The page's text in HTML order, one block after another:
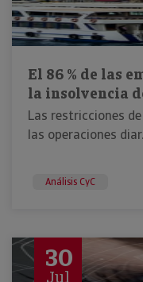
El 86 % de las
la insolvencia
Las restricciones
las operaciones
Análisis CyC
30
Jul